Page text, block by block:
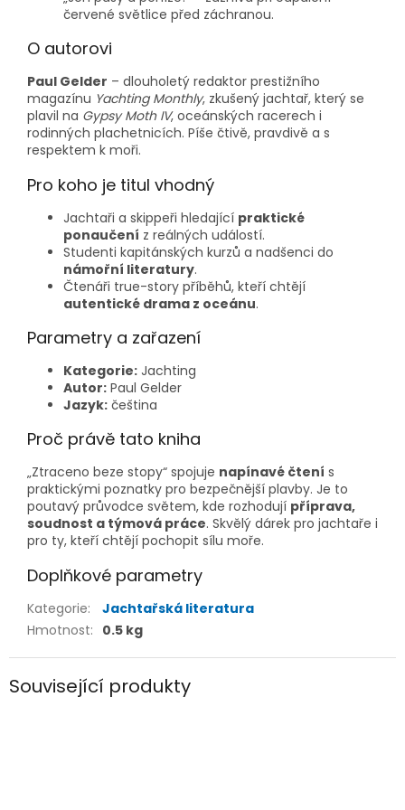
červené světlice před záchranou.
O autorovi
Paul Gelder – dlouholetý redaktor prestižního
magazínu Yachting Monthly, zkušený jachtař, který se
plavil na Gypsy Moth IV, oceánských racerech i
rodinných plachetnicích. Píše čtivě, pravdivě a s
respektem k moři.
Pro koho je titul vhodný
Jachtaři a skippeři hledající praktické
ponaučení z reálných událostí.
Studenti kapitánských kurzů a nadšenci do
námořní literatury.
Čtenáři true-story příběhů, kteří chtějí
autentické drama z oceánu.
Parametry a zařazení
Kategorie: Jachting
Autor: Paul Gelder
Jazyk: čeština
Proč právě tato kniha
„Ztraceno beze stopy“ spojuje napínavé čtení s
praktickými poznatky pro bezpečnější plavby. Je to
poutavý průvodce světem, kde rozhodují příprava,
soudnost a týmová práce. Skvělý dárek pro jachtaře i
pro ty, kteří chtějí pochopit sílu moře.
Doplňkové parametry
Kategorie:
Jachtařská literatura
Hmotnost: 0.5 kg
Související produkty